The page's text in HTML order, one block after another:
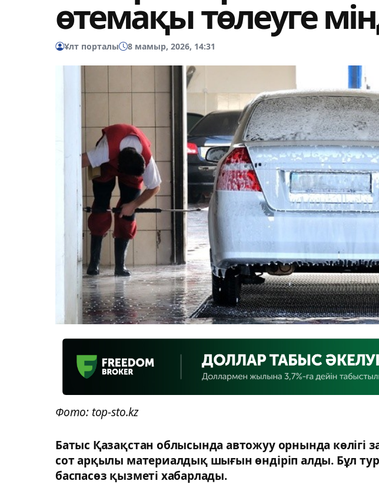
өтемақы төлеуге
Ұлт порталы 8 мамыр, 2026, 14:31
Фото: top-sto.kz
Батыс Қазақстан облысында автожуу орнында көлігі
сот арқылы материалдық шығын өндіріп алды. Бұл
баспасөз қызметі хабарлады.